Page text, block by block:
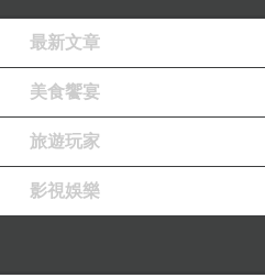
最新文章
美食饗宴
旅遊玩家
影視娛樂